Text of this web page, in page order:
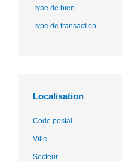
Type de bien
Type de transaction
Localisation
Code postal
Ville
Secteur